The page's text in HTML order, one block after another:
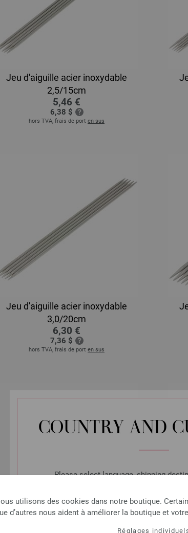
COUNTRY AND
Please select language, shipping
utilisons des cookies dans notre boutique.
d’autres nous aident à améliorer la boutique et
Réglages
Jeu d'aiguille acier inoxydable
2,5/15cm
5,46 €
6,38 $
hors TVA, frais de port en sus
Jeu d'aiguille acier inoxydable
3,0/20cm
6,30 €
7,36 $
hors TVA, frais de port en sus